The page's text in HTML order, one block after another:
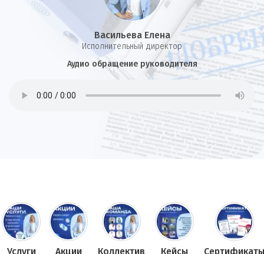
Васильева Елена
И сполнительный директор
Аудио обращение руководителя
Услуги Акции Коллектив Кейсы Сертификаты